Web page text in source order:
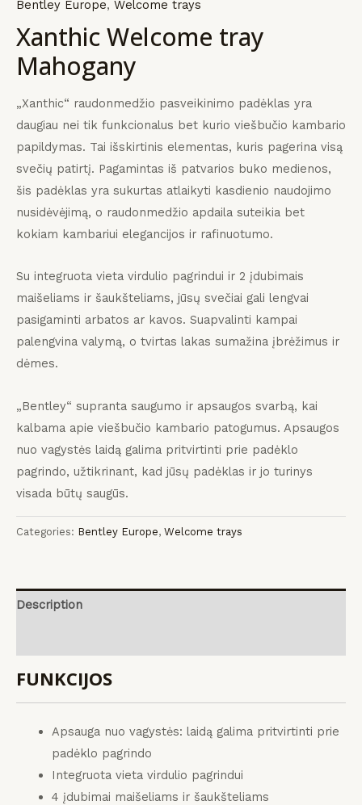
Bentley Europe, Welcome trays
Xanthic Welcome tray
Mahogany
„Xanthic“ raudonmedžio pasveikinimo padėklas yra
daugiau nei tik funkcionalus bet kurio viešbučio kambario
papildymas. Tai išskirtinis elementas, kuris pagerina visą
svečių patirtį. Pagamintas iš patvarios buko medienos,
šis padėklas yra sukurtas atlaikyti kasdienio naudojimo
nusidėvėjimą, o raudonmedžio apdaila suteikia bet
kokiam kambariui elegancijos ir rafinuotumo.
Su integruota vieta virdulio pagrindui ir 2 įdubimais
maišeliams ir šaukšteliams, jūsų svečiai gali lengvai
pasigaminti arbatos ar kavos. Suapvalinti kampai
palengvina valymą, o tvirtas lakas sumažina įbrėžimus ir
dėmes.
„Bentley“ supranta saugumo ir apsaugos svarbą, kai
kalbama apie viešbučio kambario patogumus. Apsaugos
nuo vagystės laidą galima pritvirtinti prie padėklo
pagrindo, užtikrinant, kad jūsų padėklas ir jo turinys
visada būtų saugūs.
Categories: Bentley Europe, Welcome trays
Description
FUNKCIJOS
Apsauga nuo vagystės: laidą galima pritvirtinti prie
padėklo pagrindo
Integruota vieta virdulio pagrindui
4 įdubimai maišeliams ir šaukšteliams
payment
įrangos
mus